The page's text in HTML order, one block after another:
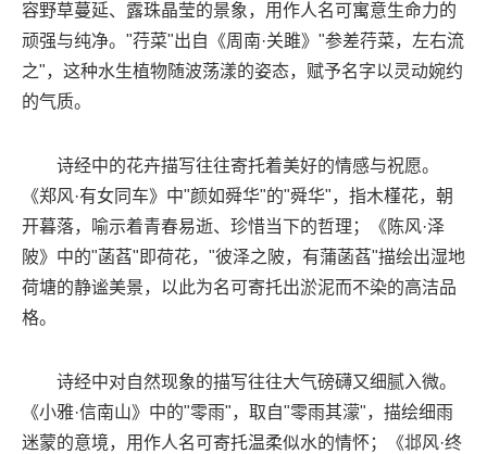
容野草蔓延、露珠晶莹的景象，用作人名可寓意生命力的
顽强与纯净。"荇菜"出自《周南·关雎》"参差荇菜，左右流
之"，这种水生植物随波荡漾的姿态，赋予名字以灵动婉约
的气质。
诗经中的花卉描写往往寄托着美好的情感与祝愿。
《郑风·有女同车》中"颜如舜华"的"舜华"，指木槿花，朝
开暮落，喻示着青春易逝、珍惜当下的哲理；《陈风·泽
陂》中的"菡萏"即荷花，"彼泽之陂，有蒲菡萏"描绘出湿地
荷塘的静谧美景，以此为名可寄托出淤泥而不染的高洁品
格。
诗经中对自然现象的描写往往大气磅礴又细腻入微。
《小雅·信南山》中的"零雨"，取自"零雨其濛"，描绘细雨
迷蒙的意境，用作人名可寄托温柔似水的情怀；《邶风·终